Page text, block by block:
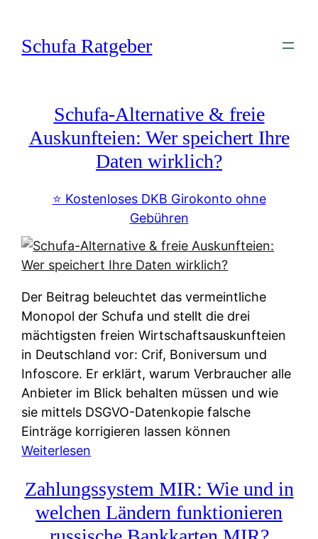
springen
Schufa Ratgeber
Schufa-Alternative & freie
Auskunfteien: Wer speichert Ihre
Daten wirklich?
⭐️ Kostenloses DKB Girokonto ohne
Gebühren
Der Beitrag beleuchtet das vermeintliche
Monopol der Schufa und stellt die drei
mächtigsten freien Wirtschaftsauskunfteien
in Deutschland vor: Crif, Boniversum und
Infoscore. Er erklärt, warum Verbraucher alle
Anbieter im Blick behalten müssen und wie
sie mittels DSGVO-Datenkopie falsche
Einträge korrigieren lassen können
Weiterlesen
c
h
u
Zahlungssystem MIR: Wie und in
welchen Ländern funktionieren